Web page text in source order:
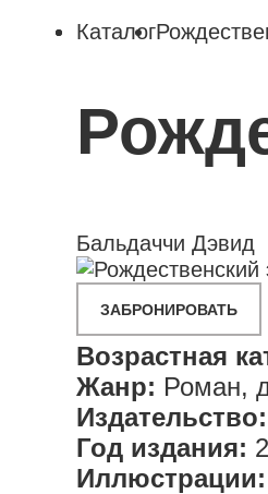
Каталог
Бальдаччи Дэвид
ЗАБРОНИРОВАТЬ
Возрастная
Жанр: Роман,
Издательство:
Год издания:
Иллюстрации: